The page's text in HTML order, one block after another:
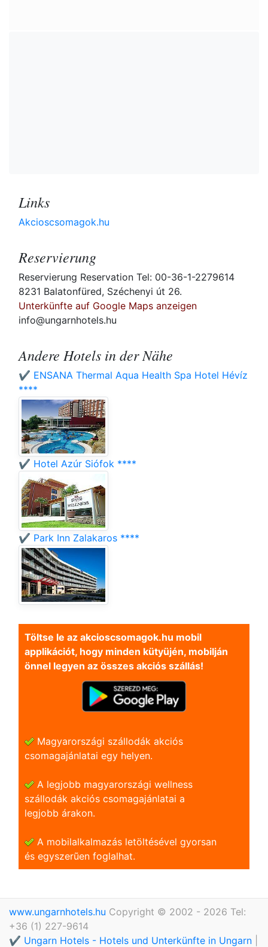
Links
Akcioscsomagok.hu
Reservierung
Reservierung Reservation Tel: 00-36-1-2279614
8231 Balatonfüred, Széchenyi út 26.
Unterkünfte auf Google Maps anzeigen
info@ungarnhotels.hu
Andere Hotels in der Nähe
✔️ ENSANA Thermal Aqua Health Spa Hotel Hévíz
****
✔️ Hotel Azúr Siófok ****
✔️ Park Inn Zalakaros ****
Töltse le az akcioscsomagok.hu mobil
applikációt, hogy minden kütyüjén, mobilján
önnel legyen az összes akciós szállás!
Magyarországi szállodák akciós
csomagajánlatai egy helyen.
A legjobb magyarországi wellness
szállodák akciós csomagajánlatai a
legjobb árakon.
A mobilalkalmazás letöltésével gyorsan
és egyszerũen foglalhat.
www.ungarnhotels.hu Copyright © 2002 - 2026 Tel:
+36 (1) 227-9614
✔️ Ungarn Hotels - Hotels und Unterkünfte in Ungarn